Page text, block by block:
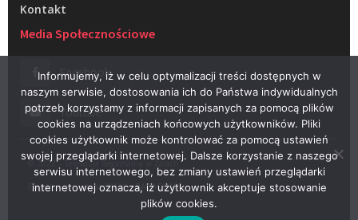
Kontakt
Media Społecznościowe
Facebook
Youtube
© 2022 – Telewizja Regionalna w Żarach
Projektowanie stron WWW –RAGACOM
Informujemy, iż w celu optymalizacji treści dostępnych w
naszym serwisie, dostosowania ich do Państwa indywidualnych
potrzeb korzystamy z informacji zapisanych za pomocą plików
cookies na urządzeniach końcowych użytkowników. Pliki
cookies użytkownik może kontrolować za pomocą ustawień
swojej przeglądarki internetowej. Dalsze korzystanie z naszego
serwisu internetowego, bez zmiany ustawień przeglądarki
internetowej oznacza, iż użytkownik akceptuje stosowanie
plików cookies.